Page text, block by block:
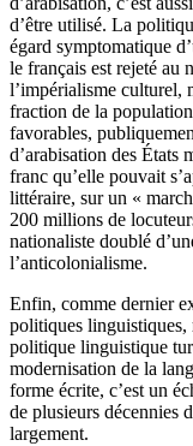
d’être utilisé. La
égard symptomatique
le français est rejeté au
l’impérialisme culturel,
fraction de la
favorables,
d’arabisation des États
franc qu’elle pouvait
littéraire, sur un «
200 millions de
nationaliste doublé
l’anticolonialisme.
Enfin, comme dernier
politiques linguistiques,
politique linguistique
modernisation de la
forme écrite, c’est un
de plusieurs décennies
largement.